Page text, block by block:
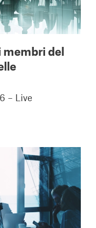
membri del
– Live